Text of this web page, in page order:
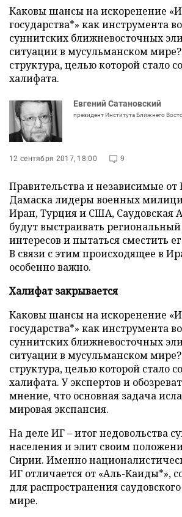
Каковы шансы на искоренение
государства*» как инструмента
суннитских ближневосточных
ситуации в мусульманском
структура, целью которой стало
халифата.
Евгений Сатановский
президент Института Ближнего
12 сентября 2017, 18:00 9
Правительства и независимые от
Дамаска лидеры военных
Иран, Турция и США, Саудовская
будут выстраивать
интересов и пытаться сместить
В связи с этим происходящее в
особенно важно.
Халифат закрывается
Каковы шансы на искоренение
государства*» как инструмента
суннитских ближневосточных
ситуации в мусульманском
структура, целью которой стало
халифата. У экспертов и
мнение, что основная задача
мировая экспансия.
На деле ИГ – итог недовольства
населения и элит своим
Сирии. Именно
ИГ отличается от «Аль-Каиды*»,
для распространения
мире.